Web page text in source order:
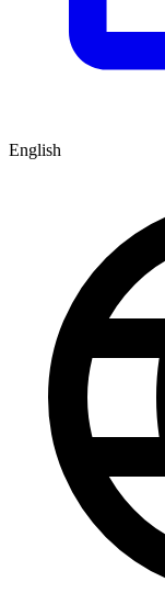
English